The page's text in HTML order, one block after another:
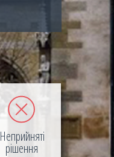
Неприйняті
рішення